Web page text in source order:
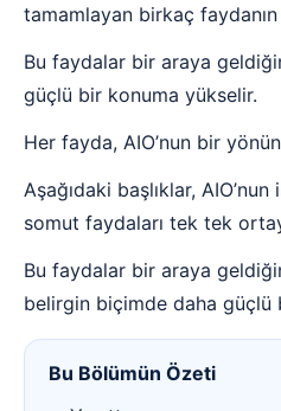
tamamlayan birkaç
Bu faydalar bir araya
güçlü bir konuma yükselir.
Her fayda, AIO’nun bir
Aşağıdaki başlıklar, AIO’nun
somut faydaları tek tek
Bu faydalar bir araya
belirgin biçimde daha güçlü
Bu Bölümün Özeti